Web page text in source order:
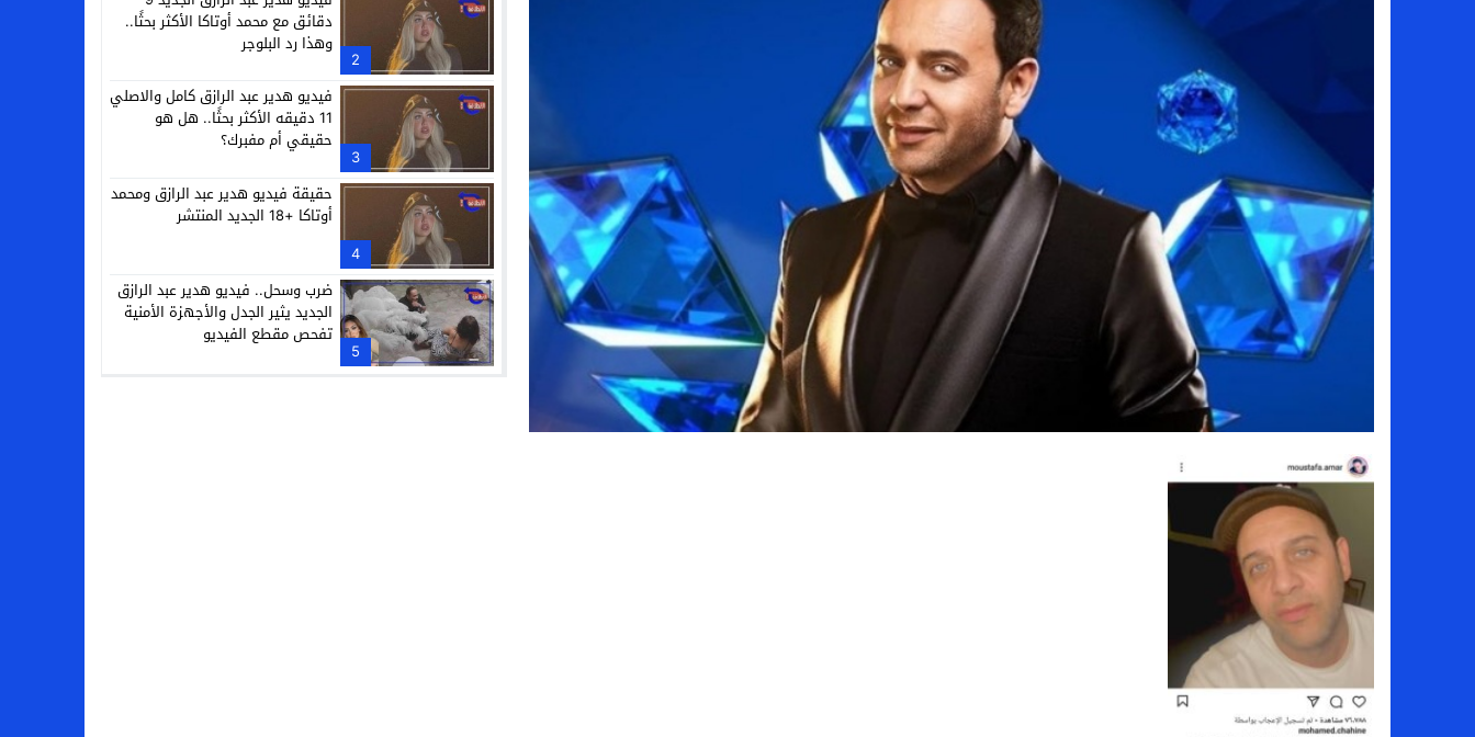
سامو كوستا في معسكر النصر السعودي.. هل انتهت أزمة العالمي المالية؟
إنهاء تعاقد سيف الدين الجزيري مع الزمالك رسميًا
من هي لوز مينديز زوجة إبراهيم دياز بعد خطفها للأنظار؟
الموصل العراقي يعلن ضم المهاجم يوسف أسامة نبيه
2
دقائق مع محمد أوتاكا الأكثر بحثًا..
وهذا رد البلوجر
3
فيديو هدير عبد الرازق كامل والاصلي
11 دقيقه الأكثر بحثًا.. هل هو
حقيقي أم مفبرك؟
4
حقيقة فيديو هدير عبد الرازق ومحمد
أوتاكا +18 الجديد المنتشر
5
ضرب وسحل.. فيديو هدير عبد الرازق
الجديد يثير الجدل والأجهزة الأمنية
تفحص مقطع الفيديو